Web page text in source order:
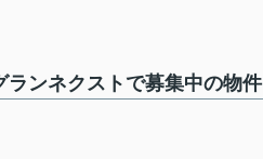
ランネクストで募集中の物件